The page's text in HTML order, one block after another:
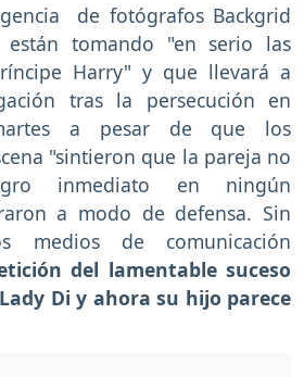
de fotógrafos Backgrid
tomando "en serio las
Harry" y que llevará a
tras la persecución en
a pesar de que los
"sintieron que la pareja no
inmediato en ningún
a modo de defensa. Sin
medios de comunicación
del lamentable suceso
Di y ahora su hijo parece